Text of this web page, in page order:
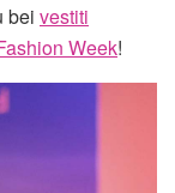
bei vestiti
Week!